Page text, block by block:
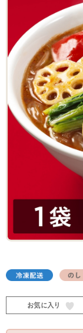
お気に入り